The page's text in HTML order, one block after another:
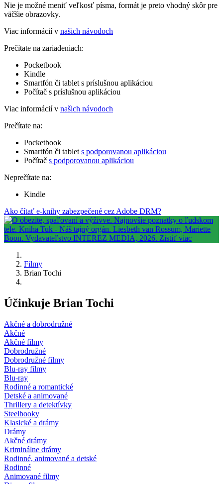
Nie je možné meniť veľkosť písma, formát je preto vhodný skôr pre
väčšie obrazovky.
Viac informácií v našich návodoch
Prečítate na zariadeniach:
Pocketbook
Kindle
Smartfón či tablet s príslušnou aplikáciou
Počítač s príslušnou aplikáciou
Viac informácií v našich návodoch
Prečítate na:
Pocketbook
Smartfón či tablet s podporovanou aplikáciou
Počítač s podporovanou aplikáciou
Neprečítate na:
Kindle
Ako čítať e-knihy zabezpečené cez Adobe DRM?
Filmy
Brian Tochi
Účinkuje Brian Tochi
Akčné a dobrodružné
Akčné
Akčné filmy
Dobrodružné
Dobrodružné filmy
Blu-ray filmy
Blu-ray
Rodinné a romantické
Detské a animované
Thrillery a detektívky
Steelbooky
Klasické a drámy
Drámy
Akčné drámy
Kriminálne drámy
Rodinné, animované a detské
Rodinné
Animované filmy